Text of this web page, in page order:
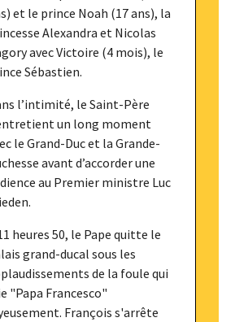
et le prince Noah (17 ans), la
Alexandra et Nicolas
avec Victoire (4 mois), le
Sébastien.
l’intimité, le Saint-Père
un long moment
le Grand-Duc et la Grande-
avant d’accorder une
au Premier ministre Luc
heures 50, le Pape quitte le
grand-ducal sous les
de la foule qui
"Papa Francesco"
François s'arrête